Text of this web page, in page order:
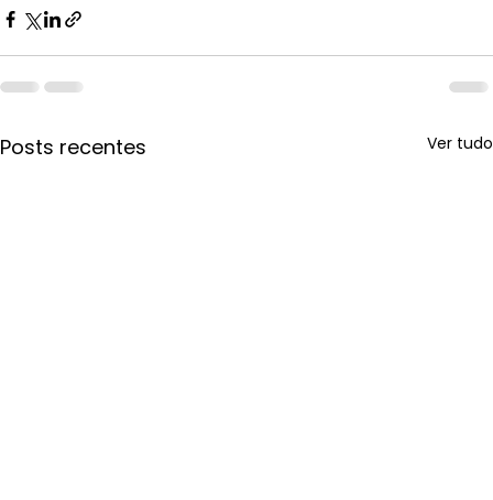
Posts recentes Ver tudo